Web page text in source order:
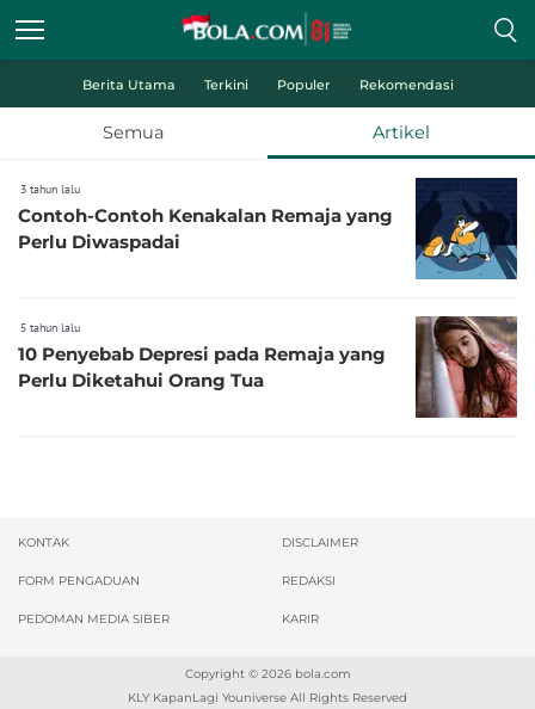
Berita Utama Terkini Populer Rekomendasi
Semua Artikel
3 tahun lalu
Contoh-Contoh Kenakalan Remaja yang
Perlu Diwaspadai
5 tahun lalu
10 Penyebab Depresi pada Remaja yang
Perlu Diketahui Orang Tua
KONTAK DISCLAIMER
FORM PENGADUAN REDAKSI
PEDOMAN MEDIA SIBER KARIR
Copyright © 2026 bola.com
KLY KapanLagi Youniverse All Rights Reserved